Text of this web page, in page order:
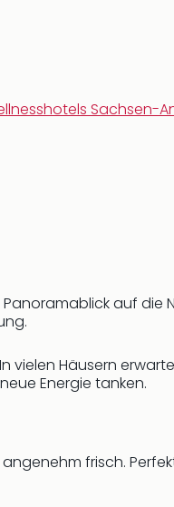
Sachsen-
auf die
vielen Häusern
Energie tanken.
frisch.